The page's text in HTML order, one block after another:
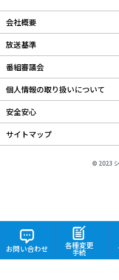
お問い合わせ 各種変更
手続
会社概要
放送基準
番組審議会
個人情報の取り扱いについて
安全安心
サイトマップ
© 2023